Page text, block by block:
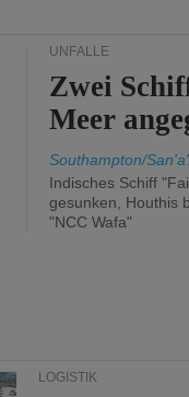
UNFÄLLE
Zwei
Meer
Southampton/
Indisches Schiff
gesunken, Houthis
"NCC Wafa"
LOGISTIK